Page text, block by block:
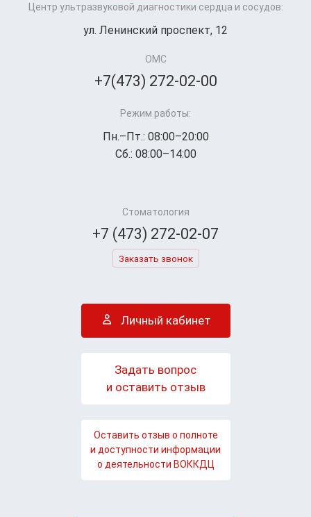
Центр ультразвуковой диагностики сердца и сосудов:
ул. Ленинский проспект, 12
ОМС
+7(473) 272-02-00
Режим работы:
Пн.–Пт.: 08:00–20:00
Сб.: 08:00–14:00
Стоматология
+7 (473) 272-02-07
Заказать звонок
Личный кабинет
Задать вопрос
и оставить отзыв
Оставить отзыв о полноте
и доступности информации
о деятельности ВОККДЦ